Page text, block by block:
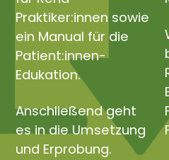
Praktiker:innen sowie
ein Manual für die
Patient:innen-
Edukation.
Anschließend geht
es in die Umsetzung
und Erprobung.